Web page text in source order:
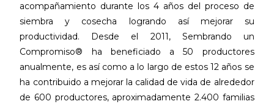
acompañamiento durante los 4 años del proceso de
siembra y cosecha logrando así mejorar su
productividad. Desde el 2011, Sembrando un
Compromiso® ha beneficiado a 50 productores
anualmente, es así como a lo largo de estos 12 años se
ha contribuido a mejorar la calidad de vida de alrededor
de 600 productores, aproximadamente 2.400 familias